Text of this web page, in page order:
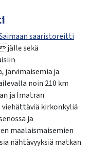
saaristoreitti
sekä
järvimaisemia ja
noin 210 km
ja Imatran
viehättäviä kirkonkyliä
ja
maalaismaisemien
nähtävyyksiä matkan